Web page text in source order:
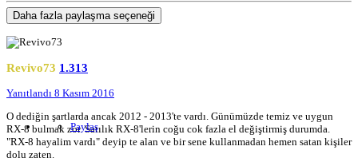
Daha fazla paylaşma seçeneği
Revivo73 1.313
Yanıtlandı 8 Kasım 2016
Paylaş
O dediğin şartlarda ancak 2012 - 2013'te vardı. Günümüzde temiz ve uygun
RX-8 bulmak zor. Satılık RX-8'lerin coğu cok fazla el değiştirmiş durumda.
"RX-8 hayalim vardı" deyip te alan ve bir sene kullanmadan hemen satan kişiler
dolu zaten.